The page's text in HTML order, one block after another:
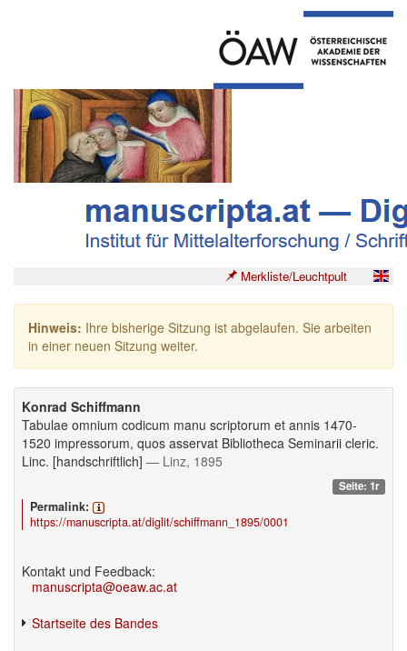
Merkliste/Leuchtpult
Hinweis: Ihre bisherige Sitzung ist abgelaufen. Sie arbeiten
in einer neuen Sitzung weiter.
Konrad Schiffmann
Tabulae omnium codicum manu scriptorum et annis 1470-
1520 impressorum, quos asservat Bibliotheca Seminarii cleric.
Linc. [handschriftlich] — Linz, 1895
Seite: 1r
Permalink:
https://manuscripta.at/diglit/schiffmann_1895/0001
Kontakt und Feedback:
manuscripta@oeaw.ac.at
Startseite des Bandes